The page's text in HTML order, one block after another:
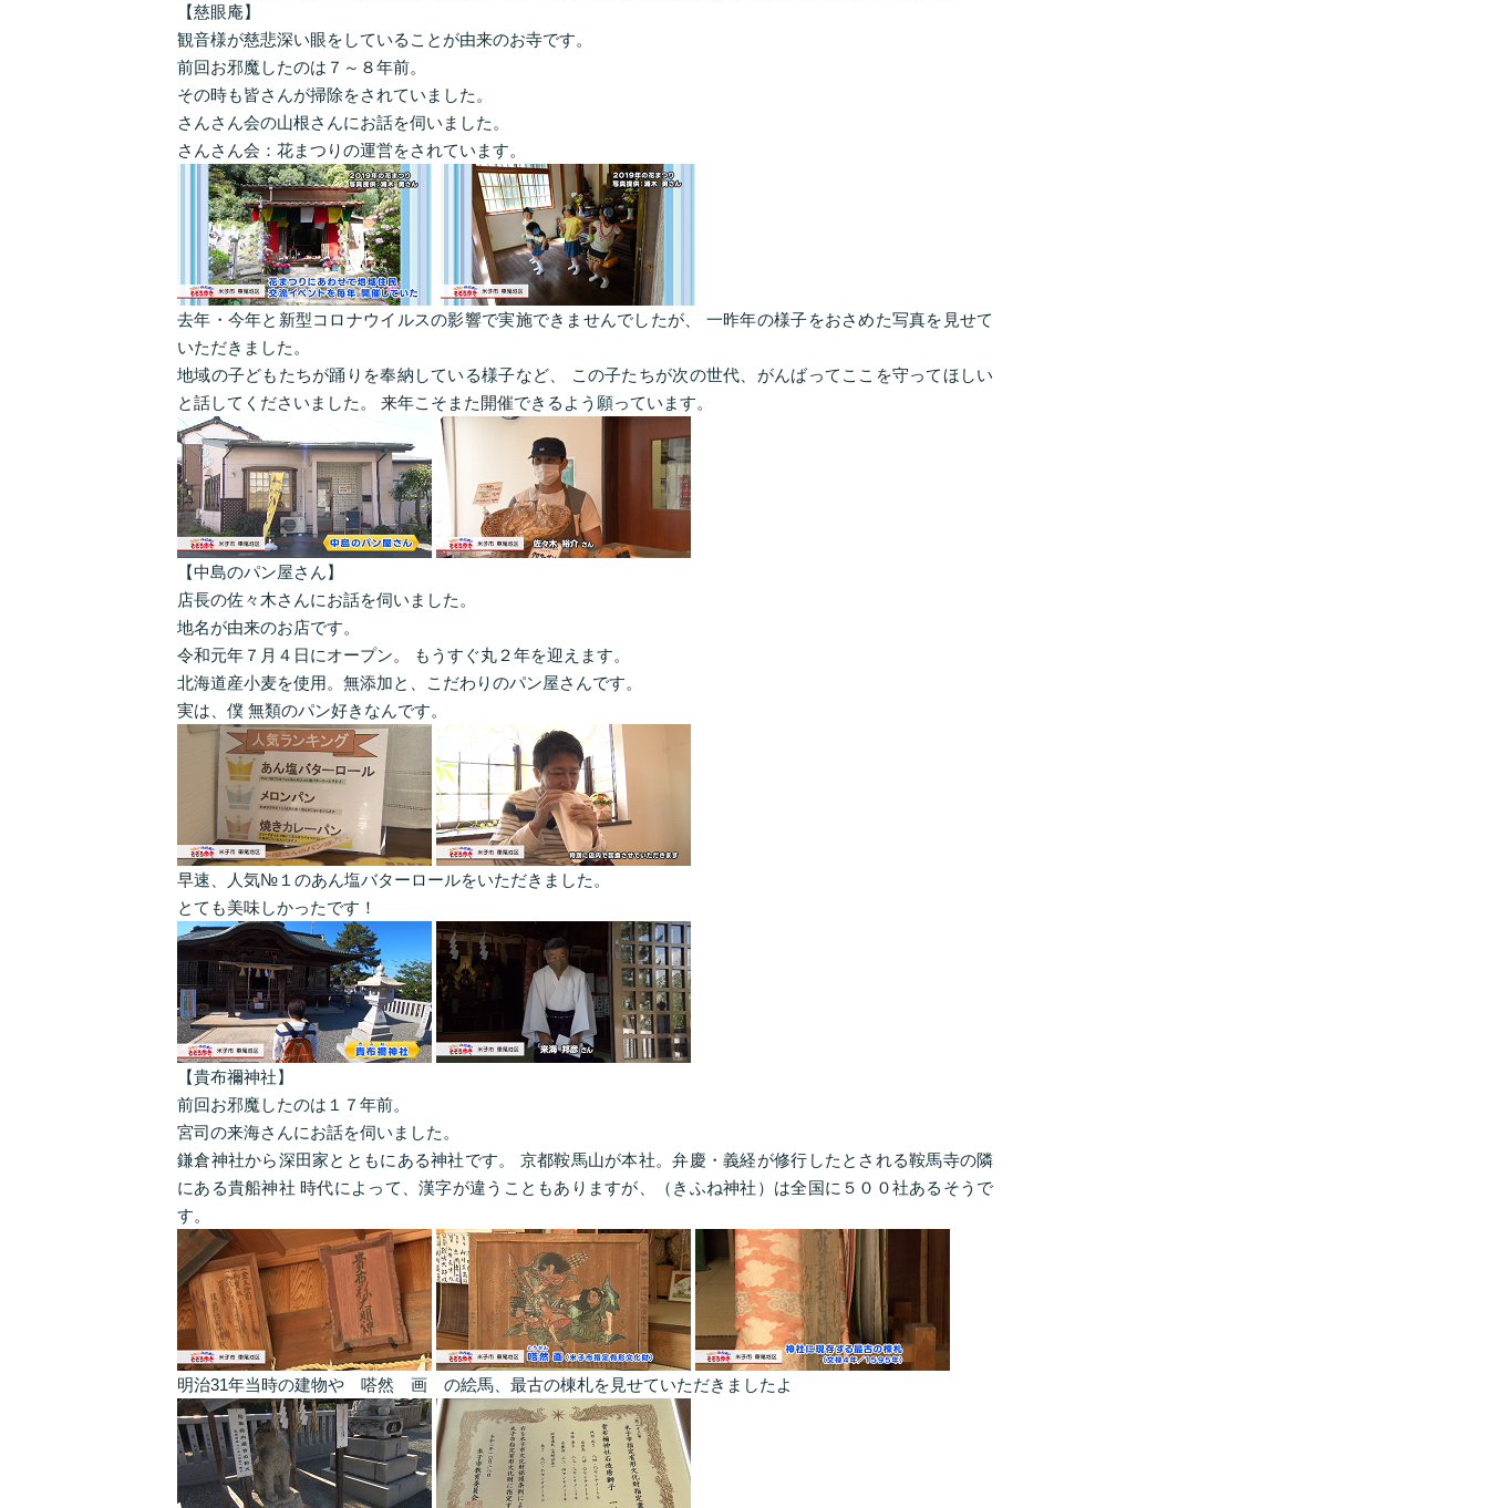
【慈眼庵】
観音様が慈悲深い眼をしていることが由来のお寺です。
前回お邪魔したのは７～８年前。
その時も皆さんが掃除をされていました。
さんさん会の山根さんにお話を伺いました。
さんさん会：花まつりの運営をされています。
去年・今年と新型コロナウイルスの影響で実施できませんでしたが、 一昨年の様子をおさめた写真を見せて
いただきました。
地域の子どもたちが踊りを奉納している様子など、 この子たちが次の世代、がんばってここを守ってほしい
と話してくださいました。 来年こそまた開催できるよう願っています。
【中島のパン屋さん】
店長の佐々木さんにお話を伺いました。
地名が由来のお店です。
令和元年７月４日にオープン。 もうすぐ丸２年を迎えます。
北海道産小麦を使用。無添加と、こだわりのパン屋さんです。
実は、僕 無類のパン好きなんです。
早速、人気№１のあん塩バターロールをいただきました。
とても美味しかったです！
【貴布禰神社】
前回お邪魔したのは１７年前。
宮司の来海さんにお話を伺いました。
鎌倉神社から深田家とともにある神社です。 京都鞍馬山が本社。弁慶・義経が修行したとされる鞍馬寺の隣
にある貴船神社 時代によって、漢字が違うこともありますが、（きふね神社）は全国に５００社あるそうで
す。
明治31年当時の建物や 嗒然 画 の絵馬、最古の棟札を見せていただきましたよ